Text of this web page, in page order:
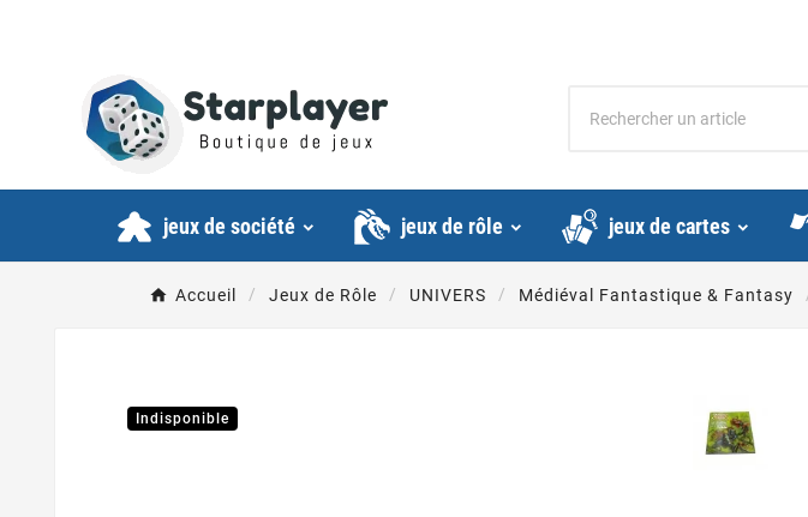
jeux de société jeux de rôle jeux de cartes
Accueil Jeux de Rôle UNIVERS Médiéval Fantastique & Fantasy
Indisponible